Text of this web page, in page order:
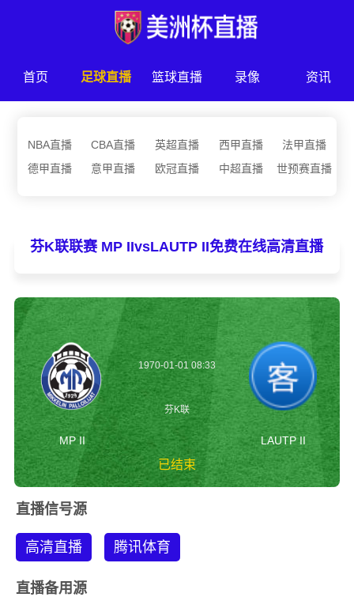
首页 足球直播 篮球直播 录像 资讯
NBA直播 CBA直播 英超直播 西甲直播
法甲直播
德甲直播
意甲直播 欧冠直播 中超直播 世预赛直播
芬K联联赛 MP IIvsLAUTP II免费在线高清直播
MP II
1970-01-01 08:33
芬K联
已结束
LAUTP II
直播信号源
高清直播 腾讯体育
直播备用源